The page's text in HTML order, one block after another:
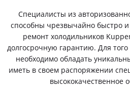
Специалисты из
способны чрезвычайно быстро
ремонт холодильников
долгосрочную гарантию. Для
необходимо обладать
иметь в своем распоряжении
высококачественное